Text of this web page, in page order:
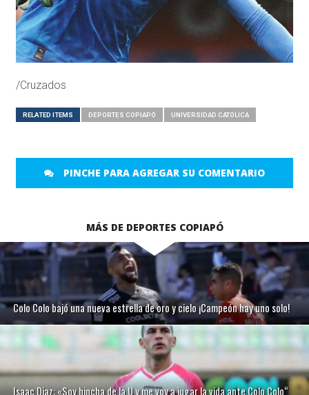
/Cruzados
RELATED ITEMS DEPORTES COPIAPÓ UNIVERSIDAD CATÓLICA
PINCHE PARA AGREGAR SU COMENTARIO
MÁS DE DEPORTES COPIAPÓ
Colo Colo bajó una nueva estrella de oro y cielo ¡Campeón hay uno solo!
Isaac Diaz: «Soy hincha de la U y me voy a jugar la vida ante Colo Colo“